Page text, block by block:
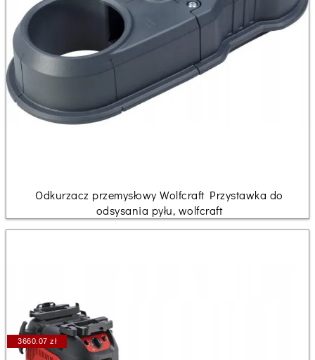
Odkurzacz przemysłowy Wolfcraft Przystawka do
odsysania pyłu, wolfcraft
3660.07 zł